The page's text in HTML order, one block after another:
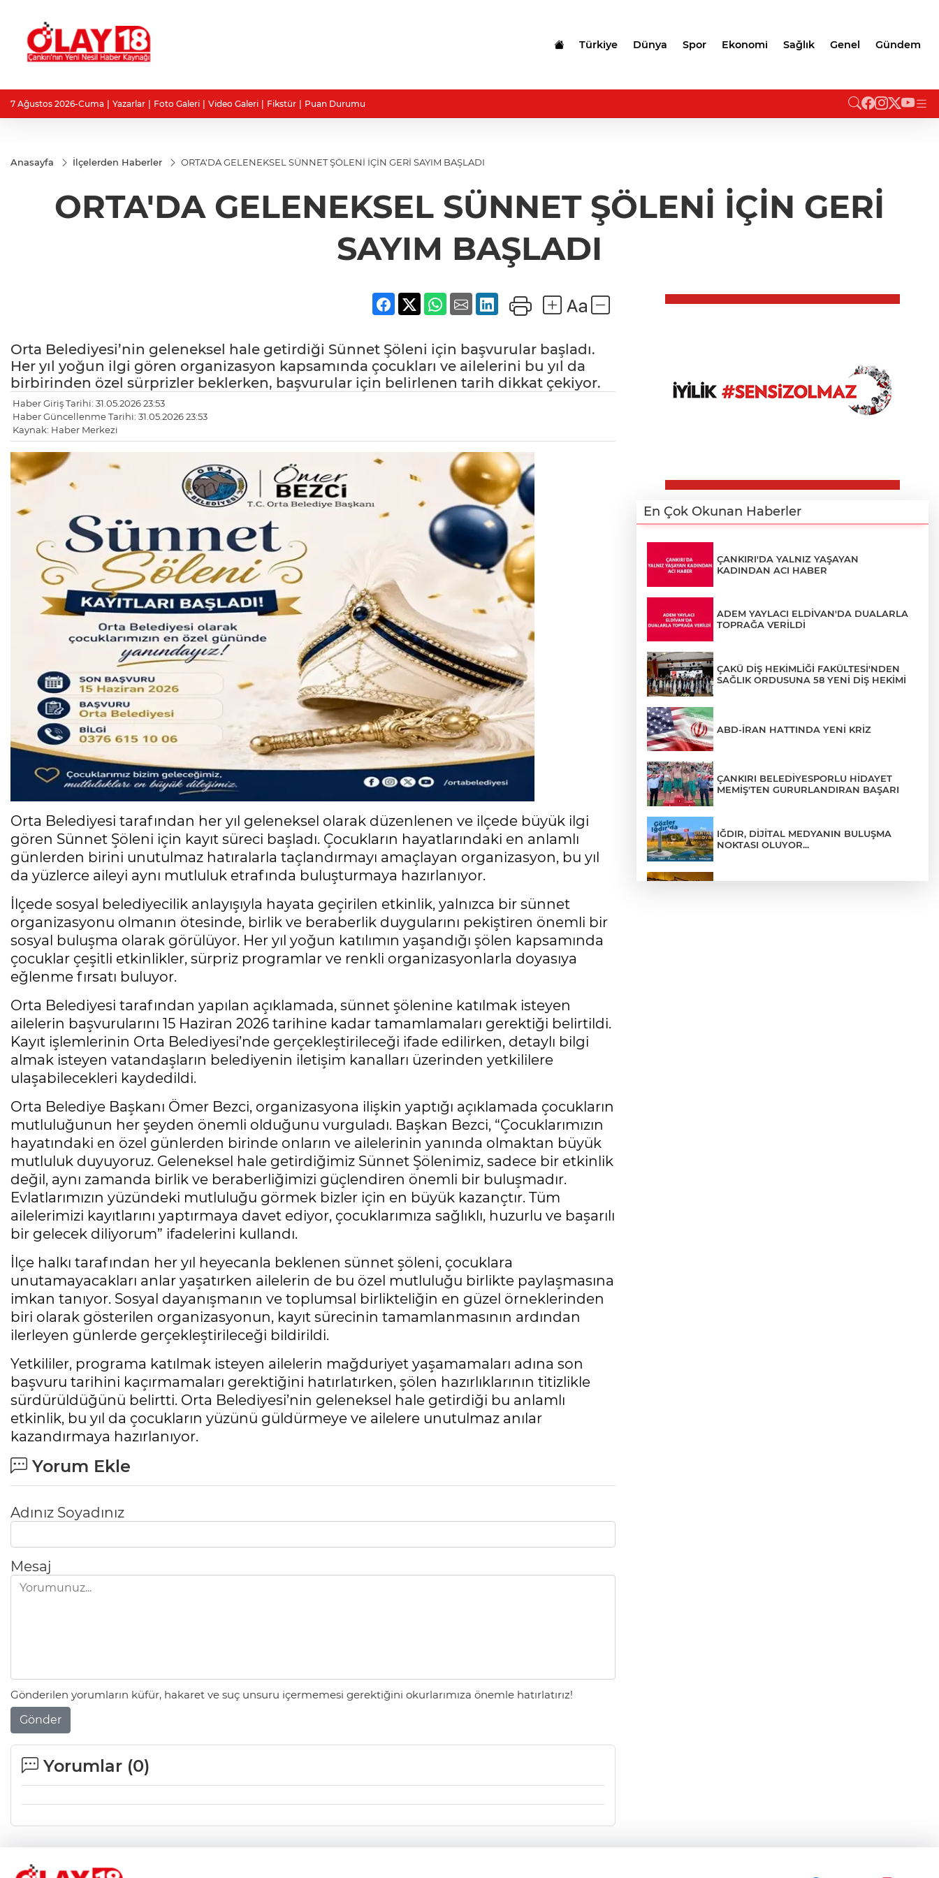
Türkiye Dünya Spor Ekonomi Sağlık Genel Gündem
7 Ağustos 2026-Cuma Yazarlar Foto Galeri Video Galeri Fikstür Puan Durumu
Anasayfa İlçelerden Haberler ORTA'DA GELENEKSEL SÜNNET ŞÖLENİ İÇİN GERİ SAYIM BAŞLADI
ORTA'DA GELENEKSEL SÜNNET ŞÖLENİ İÇİN GERİ
SAYIM BAŞLADI
Orta Belediyesi’nin geleneksel hale getirdiği Sünnet Şöleni için başvurular başladı.
Her yıl yoğun ilgi gören organizasyon kapsamında çocukları ve ailelerini bu yıl da
birbirinden özel sürprizler beklerken, başvurular için belirlenen tarih dikkat çekiyor.
Haber Giriş Tarihi: 31.05.2026 23:53
Haber Güncellenme Tarihi: 31.05.2026 23:53
Kaynak: Haber Merkezi
Orta Belediyesi tarafından her yıl geleneksel olarak düzenlenen ve ilçede büyük ilgi
gören Sünnet Şöleni için kayıt süreci başladı. Çocukların hayatlarındaki en anlamlı
günlerden birini unutulmaz hatıralarla taçlandırmayı amaçlayan organizasyon, bu yıl
da yüzlerce aileyi aynı mutluluk etrafında buluşturmaya hazırlanıyor.
İlçede sosyal belediyecilik anlayışıyla hayata geçirilen etkinlik, yalnızca bir sünnet
organizasyonu olmanın ötesinde, birlik ve beraberlik duygularını pekiştiren önemli bir
sosyal buluşma olarak görülüyor. Her yıl yoğun katılımın yaşandığı şölen kapsamında
çocuklar çeşitli etkinlikler, sürpriz programlar ve renkli organizasyonlarla doyasıya
eğlenme fırsatı buluyor.
Orta Belediyesi tarafından yapılan açıklamada, sünnet şölenine katılmak isteyen
ailelerin başvurularını 15 Haziran 2026 tarihine kadar tamamlamaları gerektiği belirtildi.
Kayıt işlemlerinin Orta Belediyesi’nde gerçekleştirileceği ifade edilirken, detaylı bilgi
almak isteyen vatandaşların belediyenin iletişim kanalları üzerinden yetkililere
ulaşabilecekleri kaydedildi.
Orta Belediye Başkanı Ömer Bezci, organizasyona ilişkin yaptığı açıklamada çocukların
mutluluğunun her şeyden önemli olduğunu vurguladı. Başkan Bezci, “Çocuklarımızın
hayatındaki en özel günlerden birinde onların ve ailelerinin yanında olmaktan büyük
mutluluk duyuyoruz. Geleneksel hale getirdiğimiz Sünnet Şölenimiz, sadece bir etkinlik
değil, aynı zamanda birlik ve beraberliğimizi güçlendiren önemli bir buluşmadır.
Evlatlarımızın yüzündeki mutluluğu görmek bizler için en büyük kazançtır. Tüm
ailelerimizi kayıtlarını yaptırmaya davet ediyor, çocuklarımıza sağlıklı, huzurlu ve başarılı
bir gelecek diliyorum” ifadelerini kullandı.
İlçe halkı tarafından her yıl heyecanla beklenen sünnet şöleni, çocuklara
unutamayacakları anlar yaşatırken ailelerin de bu özel mutluluğu birlikte paylaşmasına
imkan tanıyor. Sosyal dayanışmanın ve toplumsal birlikteliğin en güzel örneklerinden
biri olarak gösterilen organizasyonun, kayıt sürecinin tamamlanmasının ardından
ilerleyen günlerde gerçekleştirileceği bildirildi.
Yetkililer, programa katılmak isteyen ailelerin mağduriyet yaşamamaları adına son
başvuru tarihini kaçırmamaları gerektiğini hatırlatırken, şölen hazırlıklarının titizlikle
sürdürüldüğünü belirtti. Orta Belediyesi’nin geleneksel hale getirdiği bu anlamlı
etkinlik, bu yıl da çocukların yüzünü güldürmeye ve ailelere unutulmaz anılar
kazandırmaya hazırlanıyor.
Yorum Ekle
Adınız Soyadınız
Mesaj
Gönderilen yorumların küfür, hakaret ve suç unsuru içermemesi gerektiğini okurlarımıza önemle hatırlatırız!
Gönder
Yorumlar (0)
En Çok Okunan Haberler
ÇANKIRI'DA YALNIZ YAŞAYAN
KADINDAN ACI HABER
ADEM YAYLACI ELDİVAN'DA DUALARLA
TOPRAĞA VERİLDİ
ÇAKÜ DİŞ HEKİMLİĞİ FAKÜLTESİ'NDEN
SAĞLIK ORDUSUNA 58 YENİ DİŞ HEKİMİ
ABD-İRAN HATTINDA YENİ KRİZ
ÇANKIRI BELEDİYESPORLU HİDAYET
MEMİŞ'TEN GURURLANDIRAN BAŞARI
IĞDIR, DİJİTAL MEDYANIN BULUŞMA
NOKTASI OLUYOR...